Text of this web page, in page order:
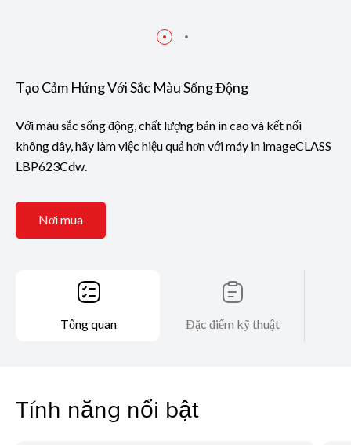
Tạo Cảm Hứng Với Sắc Màu Sống Động
Với màu sắc sống động, chất lượng bản in cao và kết nối
không dây, hãy làm việc hiệu quả hơn với máy in imageCLASS
LBP623Cdw.
Nơi mua
Tổng quan Đặc điểm kỹ thuật
Tính năng nổi bật